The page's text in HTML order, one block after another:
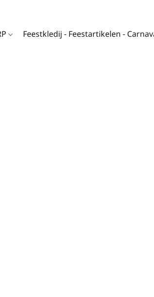
Feestkledij - Feestartikelen -